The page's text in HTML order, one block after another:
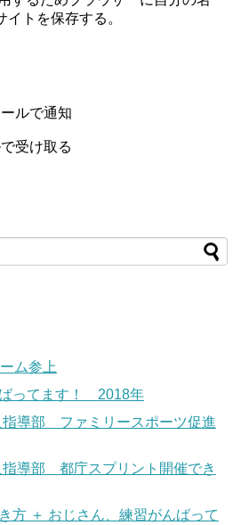
トを保存する。
ルで通知
受け取る
ム参上
ってます！ 2018年
導部 ファミリースポーツ促進
導部 都庁スプリント開催でき
方 ＋ おじさん、練習がんばって